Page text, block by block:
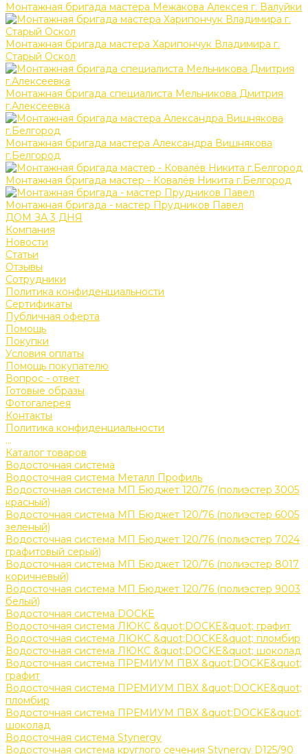
Монтажная бригада мастера Межакова Алексея г. Валуйки
Монтажная бригада мастера Харипончук Владимира г.
Старый Оскол
Монтажная бригада специалиста Мельникова Дмитрия
г.Алексеевка
Монтажная бригада мастера Александра Вишнякова
г.Белгород
Монтажная бригада мастер - Ковалёв Никита г.Белгород
Монтажная бригада - мастер Прудников Павел
ДОМ ЗА 3 ДНЯ
Компания
Новости
Статьи
Отзывы
Сотрудники
Политика конфиденциальности
Сертификаты
Публичная оферта
Помощь
Покупки
Условия оплаты
Помощь покупателю
Вопрос - ответ
Готовые образы
Фотогалерея
Контакты
Политика конфиденциальности
...
Каталог товаров
Водосточная система
Водосточная система Металл Профиль
Водосточная система МП Бюджет 120/76 (полиэстер 3005
красный)
Водосточная система МП Бюджет 120/76 (полиэстер 6005
зеленый)
Водосточная система МП Бюджет 120/76 (полиэстер 7024
графитовый серый)
Водосточная система МП Бюджет 120/76 (полиэстер 8017
коричневый)
Водосточная система МП Бюджет 120/76 (полиэстер 9003
белый)
Водосточная система DOCKE
Водосточная система ЛЮКС &quot;DOCKE&quot; графит
Водосточная система ЛЮКС &quot;DOCKE&quot; пломбир
Водосточная система ЛЮКС &quot;DOCKE&quot; шоколад
Водосточная система ПРЕМИУМ ПВХ &quot;DOCKE&quot;
графит
Водосточная система ПРЕМИУМ ПВХ &quot;DOCKE&quot;
пломбир
Водосточная система ПРЕМИУМ ПВХ &quot;DOCKE&quot;
шоколад
Водосточная система Stynergy
Водосточная система круглого сечения Stynergy D125/90